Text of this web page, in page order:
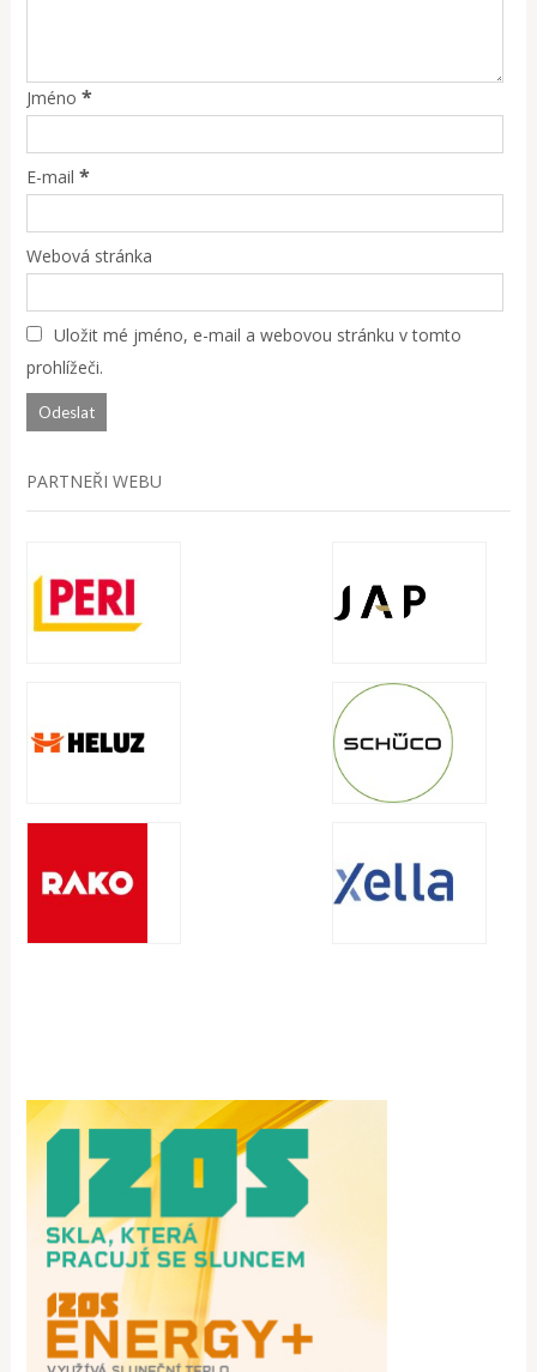
Jméno *
E-mail *
Webová stránka
Uložit mé jméno, e-mail a webovou stránku v tomto
prohlížeči.
PARTNEŘI WEBU